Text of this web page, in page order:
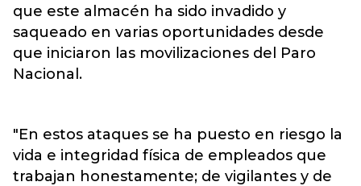
que este almacén ha sido invadido y
saqueado en varias oportunidades desde
que iniciaron las movilizaciones del Paro
Nacional.
"En estos ataques se ha puesto en riesgo la
vida e integridad física de empleados que
trabajan honestamente; de vigilantes y de